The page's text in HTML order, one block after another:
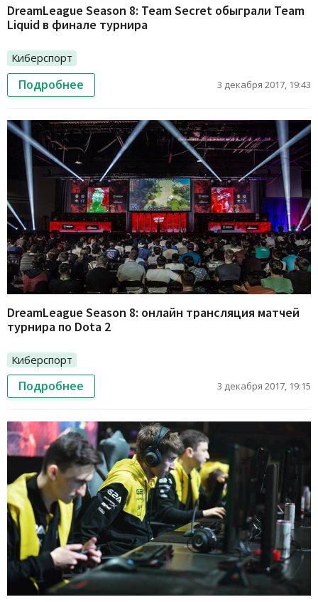
DreamLeague Season 8: Team Secret обыграли Team
Liquid в финале турнира
Киберспорт
Подробнее 3 декабря 2017, 19:43
DreamLeague Season 8: онлайн трансляция матчей
турнира по Dota 2
Киберспорт
Подробнее 3 декабря 2017, 19:15